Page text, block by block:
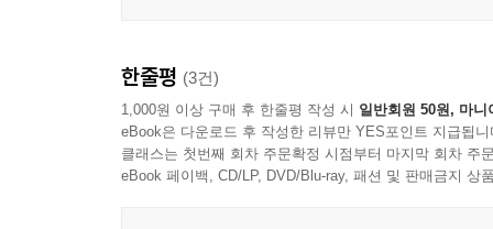
6.1 테스트 그리고 자동 테스트
6.2 인프라스트럭처 검증 프레임워크 kitchen
6.3 테스트 자동화 하기
6.4 kfiled의 테스트 구조
한줄평 (3건)
1,000원 이상 구매 후 한줄평 작성 시 일반회원 50원, 마니
eBook은 다운로드 후 작성한 리뷰만 YES포인트 지급됩니
클래스는 첫번째 회차 주문확정 시점부터 마지막 회차 주
eBook 페이백, CD/LP, DVD/Blu-ray, 패션 및 판매금지 상